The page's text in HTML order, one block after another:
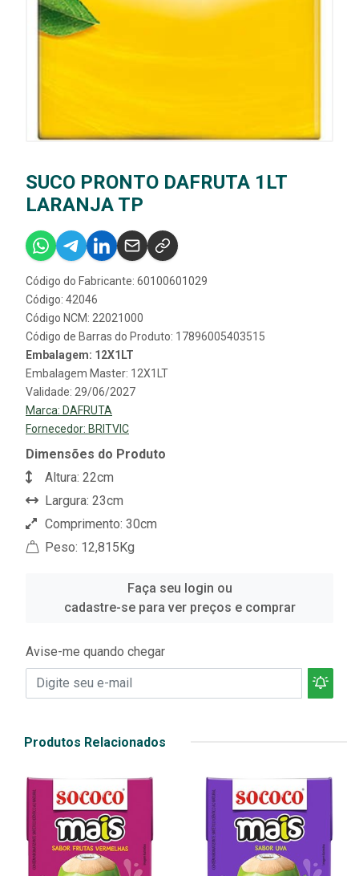
SUCO PRONTO DAFRUTA 1LT
LARANJA TP
Código do Fabricante: 60100601029
Código: 42046
Código NCM: 22021000
Código de Barras do Produto: 17896005403515
Embalagem: 12X1LT
Embalagem Master: 12X1LT
Validade: 29/06/2027
Marca: DAFRUTA
Fornecedor: BRITVIC
Dimensões do Produto
Altura: 22cm
Largura: 23cm
Comprimento: 30cm
Peso: 12,815Kg
Faça seu login ou
cadastre-se para ver preços e comprar
Avise-me quando chegar
Produtos Relacionados